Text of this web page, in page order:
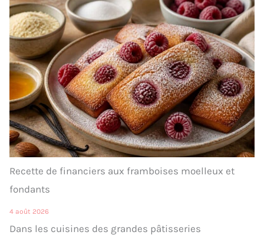
Recette de financiers aux framboises moelleux et
fondants
4 août 2026
Dans les cuisines des grandes pâtisseries